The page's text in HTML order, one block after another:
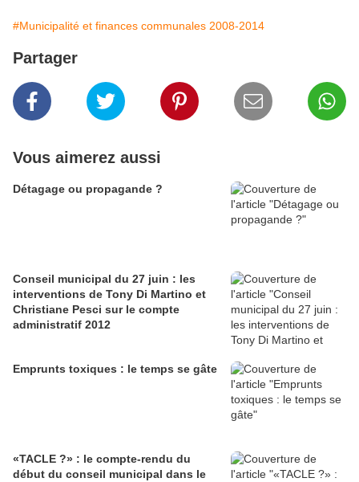
#Municipalité et finances communales 2008-2014
Partager
Vous aimerez aussi
Détagage ou propagande ?
Conseil municipal du 27 juin : les
interventions de Tony Di Martino et
Christiane Pesci sur le compte
administratif 2012
Emprunts toxiques : le temps se gâte
«TACLE ?» : le compte-rendu du
début du conseil municipal dans le